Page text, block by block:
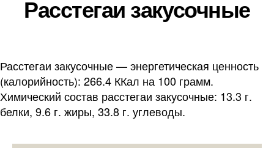
Расстегаи закусочные
Расстегаи закусочные — энергетическая ценность
(калорийность): 266.4 ККал на 100 грамм.
Химический состав расстегаи закусочные: 13.3 г.
белки, 9.6 г. жиры, 33.8 г. углеводы.